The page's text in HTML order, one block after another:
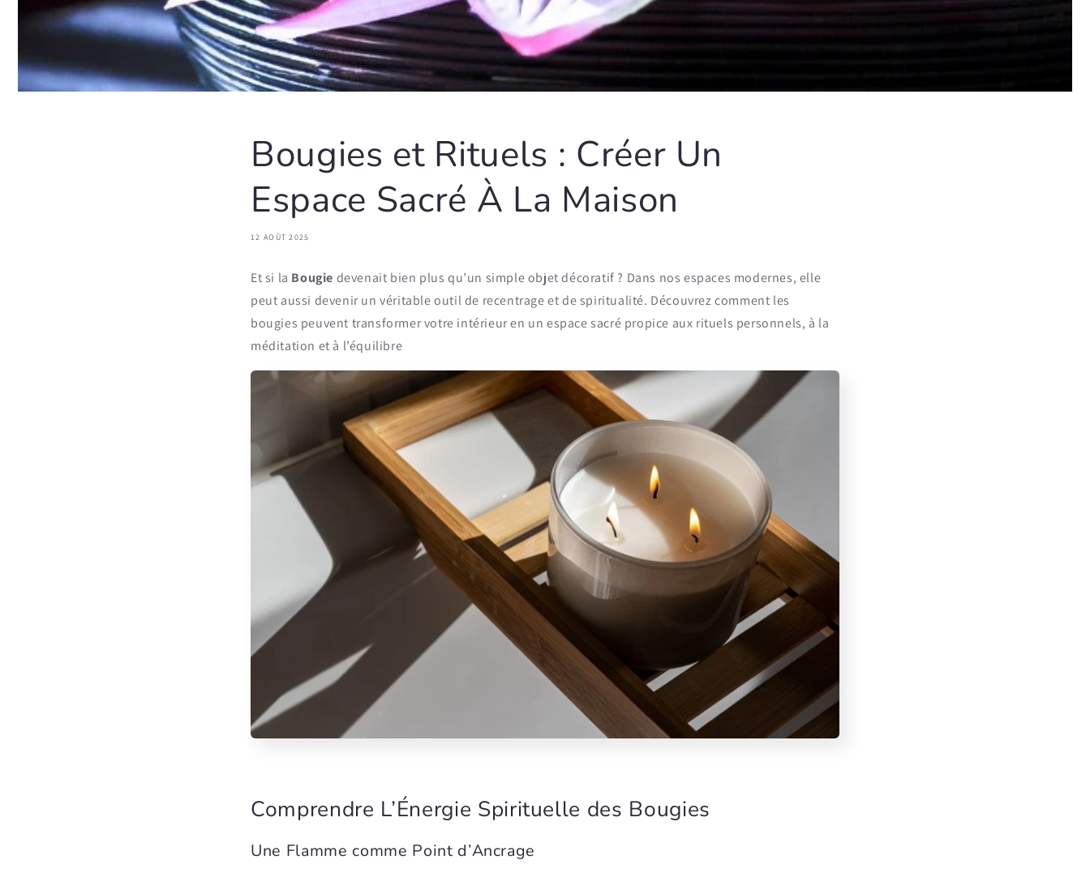
Bougies et Rituels : Créer Un
Espace Sacré À La Maison
12 AOÛT 2025
Et si la Bougie devenait bien plus qu’un simple objet décoratif ? Dans nos espaces modernes, elle
peut aussi devenir un véritable outil de recentrage et de spiritualité. Découvrez comment les
bougies peuvent transformer votre intérieur en un espace sacré propice aux rituels personnels, à la
méditation et à l’équilibre
Comprendre L’Énergie Spirituelle des Bougies
Une Flamme comme Point d’Ancrage